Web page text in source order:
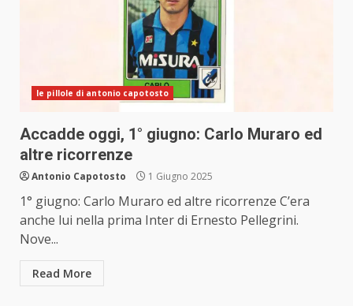
le pillole di antonio capotosto
Accadde oggi, 1° giugno: Carlo Muraro ed
altre ricorrenze
Antonio Capotosto 1 Giugno 2025
1° giugno: Carlo Muraro ed altre ricorrenze C’era
anche lui nella prima Inter di Ernesto Pellegrini.
Nove...
Read More